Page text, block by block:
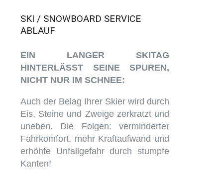
SKI / SNOWBOARD SERVICE
ABLAUF
EIN LANGER SKITAG
HINTERLÄSST SEINE SPUREN,
NICHT NUR IM SCHNEE:
Auch der Belag Ihrer Skier wird durch
Eis, Steine und Zweige zerkratzt und
uneben. Die Folgen: verminderter
Fahrkomfort, mehr Kraftaufwand und
erhöhte Unfallgefahr durch stumpfe
Kanten!